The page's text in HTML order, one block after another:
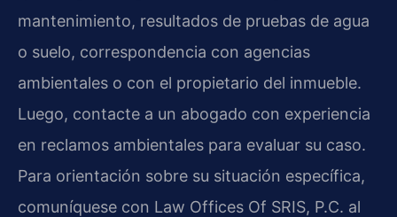
mantenimiento, resultados de pruebas de agua
o suelo, correspondencia con agencias
ambientales o con el propietario del inmueble.
Luego, contacte a un abogado con experiencia
en reclamos ambientales para evaluar su caso.
Para orientación sobre su situación específica,
comuníquese con Law Offices Of SRIS, P.C. al